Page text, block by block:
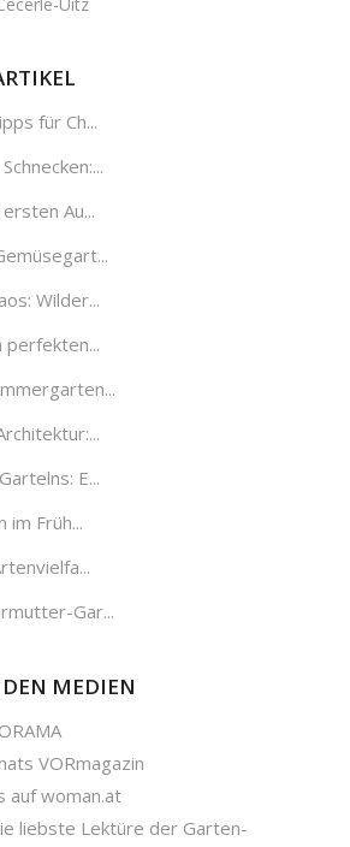
für Ch...
Au...
Wilder...
perfekten...
E...
im Früh...
Gar...
MEDIEN
VORmagazin
auf woman.at
liebste Lektüre der Garten-